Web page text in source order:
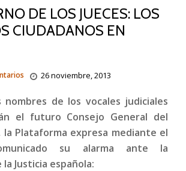
DE LOS JUECES: LOS
CIUDADANOS EN
26 noviembre, 2013
nombres de los vocales judiciales
el futuro Consejo General del
la Plataforma expresa mediante el
su alarma ante la
Justicia española: